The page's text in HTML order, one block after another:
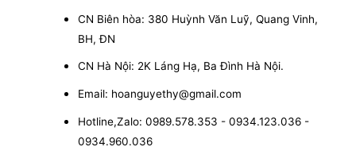
CN Biên hòa: 380 Huỳnh Văn Luỹ, Quang Vinh,
BH, ĐN
CN Hà Nội: 2K Láng Hạ, Ba Đình Hà Nội.
Email: hoanguyethy@gmail.com
Hotline,Zalo: 0989.578.353 - 0934.123.036 -
0934.960.036